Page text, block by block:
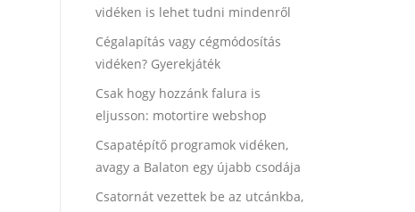
vidéken is lehet tudni mindenről
Cégalapítás vagy cégmódosítás
vidéken? Gyerekjáték
Csak hogy hozzánk falura is
eljusson: motortire webshop
Csapatépítő programok vidéken,
avagy a Balaton egy újabb csodája
Csatornát vezettek be az utcánkba,